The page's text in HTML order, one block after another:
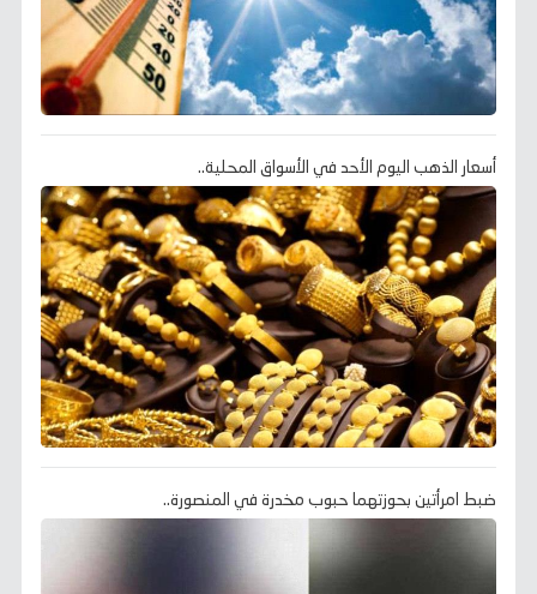
أسعار الذهب اليوم الأحد في الأسواق المحلية..
ضبط امرأتين بحوزتهما حبوب مخدرة في المنصورة..